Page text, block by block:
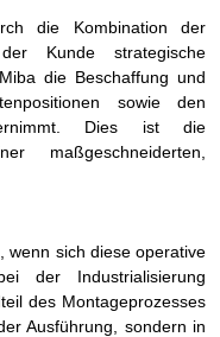
die Kombination der
Kunde strategische
die Beschaffung und
sowie den
Dies ist die
maßgeschneiderten,
wenn sich diese operative
der Industrialisierung
des Montageprozesses
Ausführung, sondern in